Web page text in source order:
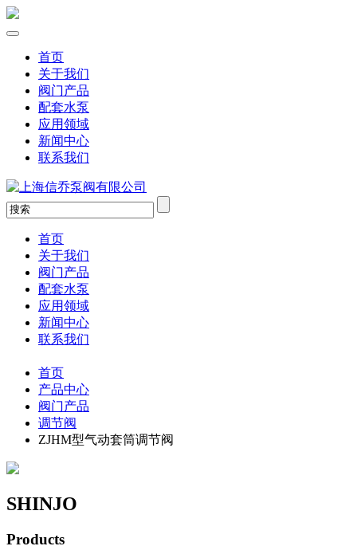
首页
关于我们
阀门产品
配套水泵
应用领域
新闻中心
联系我们
首页
关于我们
阀门产品
配套水泵
应用领域
新闻中心
联系我们
首页
产品中心
阀门产品
调节阀
ZJHM型气动套筒调节阀
SHINJO
Products